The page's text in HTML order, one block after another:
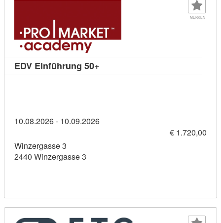
MERKEN
EDV Einführung 50+
10.08.2026 - 10.09.2026
€ 1.720,00
Winzergasse 3
2440 Winzergasse 3